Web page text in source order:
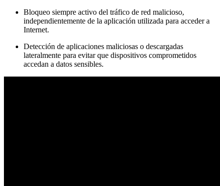
Bloqueo siempre activo del tráfico de red malicioso,
independientemente de la aplicación utilizada para acceder a
Internet.
Detección de aplicaciones maliciosas o descargadas
lateralmente para evitar que dispositivos comprometidos
accedan a datos sensibles.